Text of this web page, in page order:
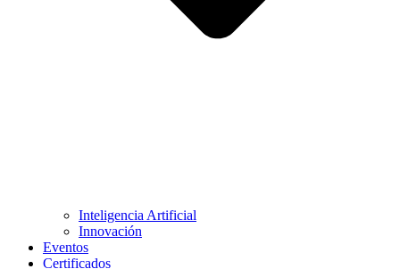
Inteligencia Artificial
Innovación
Eventos
Certificados